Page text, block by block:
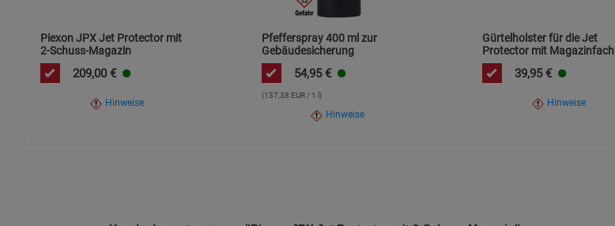
Piexon JPX Jet Protector mit
2-Schuss-Magazin
209,00 €
Hinweise
Pfefferspray 400 ml zur
Gebäudesicherung
54,95 €
(137,38 EUR / 1 l)
Hinweise
Gürtelholster für die Jet
Protector mit Magazinfach
(Linkshänder)
39,95 €
Hinweise